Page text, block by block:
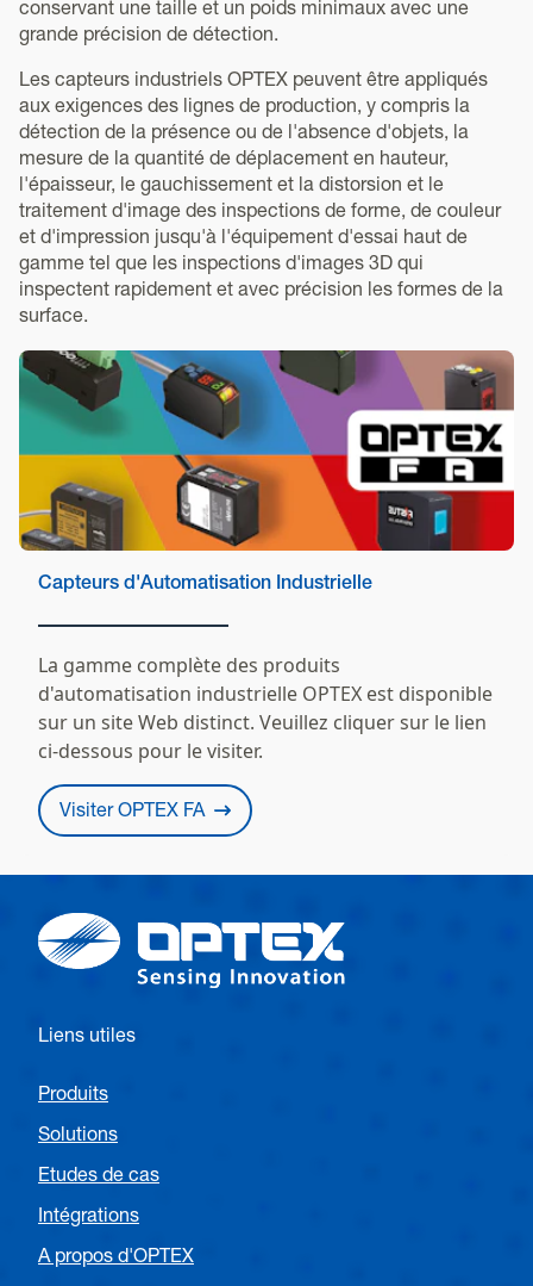
conservant une taille et un poids minimaux avec une
grande précision de détection.
Les capteurs industriels OPTEX peuvent être appliqués
aux exigences des lignes de production, y compris la
détection de la présence ou de l'absence d'objets, la
mesure de la quantité de déplacement en hauteur,
l'épaisseur, le gauchissement et la distorsion et le
traitement d'image des inspections de forme, de couleur
et d'impression jusqu'à l'équipement d'essai haut de
gamme tel que les inspections d'images 3D qui
inspectent rapidement et avec précision les formes de la
surface.
Capteurs d'Automatisation Industrielle
La gamme complète des produits
d'automatisation industrielle OPTEX est disponible
sur un site Web distinct. Veuillez cliquer sur le lien
ci-dessous pour le visiter.
Visiter OPTEX FA
Liens utiles
Produits
Solutions
Etudes de cas
Intégrations
A propos d'OPTEX